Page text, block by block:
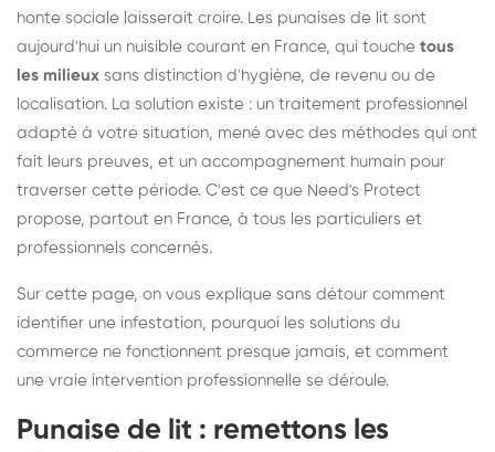
honte sociale laisserait croire. Les punaises de lit sont
aujourd'hui un nuisible courant en France, qui touche tous
les milieux sans distinction d'hygiène, de revenu ou de
localisation. La solution existe : un traitement professionnel
adapté à votre situation, mené avec des méthodes qui ont
fait leurs preuves, et un accompagnement humain pour
traverser cette période. C'est ce que Need's Protect
propose, partout en France, à tous les particuliers et
professionnels concernés.
Sur cette page, on vous explique sans détour comment
identifier une infestation, pourquoi les solutions du
commerce ne fonctionnent presque jamais, et comment
une vraie intervention professionnelle se déroule.
Punaise de lit : remettons les